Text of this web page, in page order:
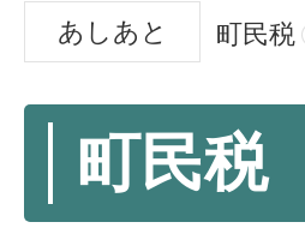
あしあと 町民税
町民税